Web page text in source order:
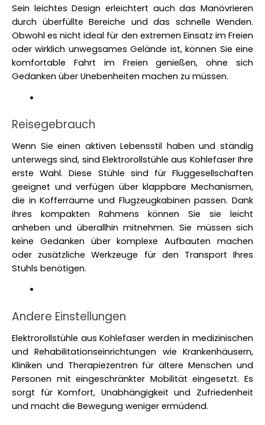
Sein leichtes Design erleichtert auch das Manövrieren
durch überfüllte Bereiche und das schnelle Wenden.
Obwohl es nicht ideal für den extremen Einsatz im Freien
oder wirklich unwegsames Gelände ist, können Sie eine
komfortable Fahrt im Freien genießen, ohne sich
Gedanken über Unebenheiten machen zu müssen.
Reisegebrauch
Wenn Sie einen aktiven Lebensstil haben und ständig
unterwegs sind, sind Elektrorollstühle aus Kohlefaser Ihre
erste Wahl. Diese Stühle sind für Fluggesellschaften
geeignet und verfügen über klappbare Mechanismen,
die in Kofferräume und Flugzeugkabinen passen. Dank
ihres kompakten Rahmens können Sie sie leicht
anheben und überallhin mitnehmen. Sie müssen sich
keine Gedanken über komplexe Aufbauten machen
oder zusätzliche Werkzeuge für den Transport Ihres
Stuhls benötigen.
Andere Einstellungen
Elektrorollstühle aus Kohlefaser werden in medizinischen
und Rehabilitationseinrichtungen wie Krankenhäusern,
Kliniken und Therapiezentren für ältere Menschen und
Personen mit eingeschränkter Mobilität eingesetzt. Es
sorgt für Komfort, Unabhängigkeit und Zufriedenheit
und macht die Bewegung weniger ermüdend.